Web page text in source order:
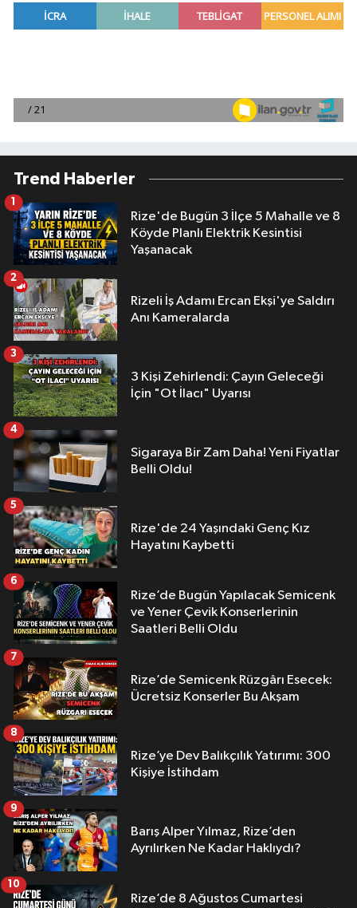
Trend Haberler
Rize'de Bugün 3 İlçe 5 Mahalle ve 8
Köyde Planlı Elektrik Kesintisi
Yaşanacak
1
Rizeli İş Adamı Ercan Ekşi'ye Saldırı
Anı Kameralarda
2
3 Kişi Zehirlendi: Çayın Geleceği
İçin "Ot İlacı" Uyarısı
3
Sigaraya Bir Zam Daha! Yeni Fiyatlar
Belli Oldu!
4
Rize'de 24 Yaşındaki Genç Kız
Hayatını Kaybetti
5
Rize’de Bugün Yapılacak Semicenk
ve Yener Çevik Konserlerinin
Saatleri Belli Oldu
6
Rize’de Semicenk Rüzgârı Esecek:
Ücretsiz Konserler Bu Akşam
7
Rize’ye Dev Balıkçılık Yatırımı: 300
Kişiye İstihdam
8
Barış Alper Yılmaz, Rize’den
Ayrılırken Ne Kadar Haklıydı?
9
Rize’de 8 Ağustos Cumartesi
10